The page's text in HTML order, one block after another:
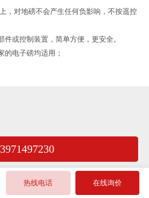
，对地磅不会产生任何负影响，不按遥控
或控制装置，简单方便，更安全。
的电子磅均适用；
热线电话 在线询价